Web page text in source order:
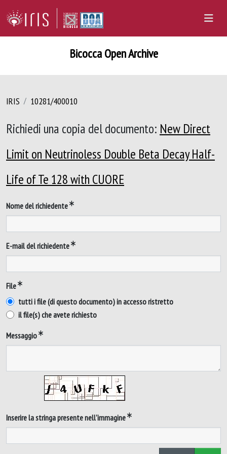
Bicocca Open Archive
IRIS 10281/400010
Richiedi una copia del documento: New Direct
Limit on Neutrinoless Double Beta Decay Half-
Life of Te 128 with CUORE
Nome del richiedente
E-mail del richiedente
File
tutti i file (di questo documento) in accesso ristretto
il file(s) che avete richiesto
Messaggio
Inserire la stringa presente nell'immagine